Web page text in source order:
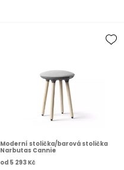
Moderní stolička/barová stolička
Narbutas Cannie
od 5 293 Kč